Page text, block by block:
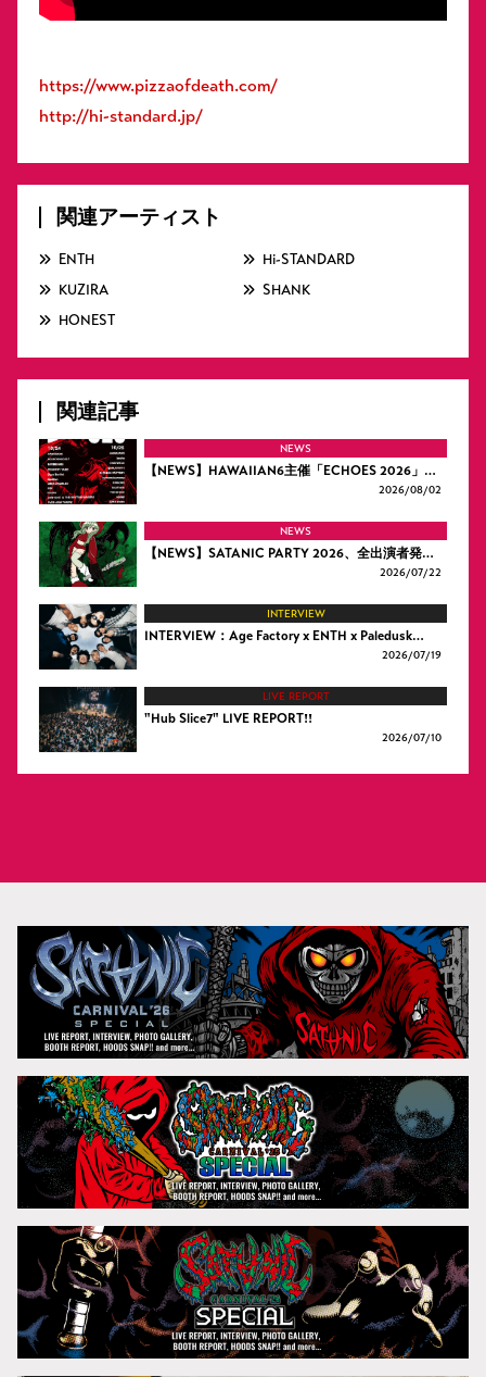
https://www.pizzaofdeath.com/
http://hi-standard.jp/
関連アーティスト
ENTH
Hi-STANDARD
KUZIRA
SHANK
HONEST
関連記事
NEWS
【NEWS】HAWAIIAN6主催「ECHOES 2026」…
2026/08/02
NEWS
【NEWS】SATANIC PARTY 2026、全出演者発…
2026/07/22
INTERVIEW
INTERVIEW：Age Factory x ENTH x Paledusk…
2026/07/19
LIVE REPORT
"Hub Slice7" LIVE REPORT!!
2026/07/10